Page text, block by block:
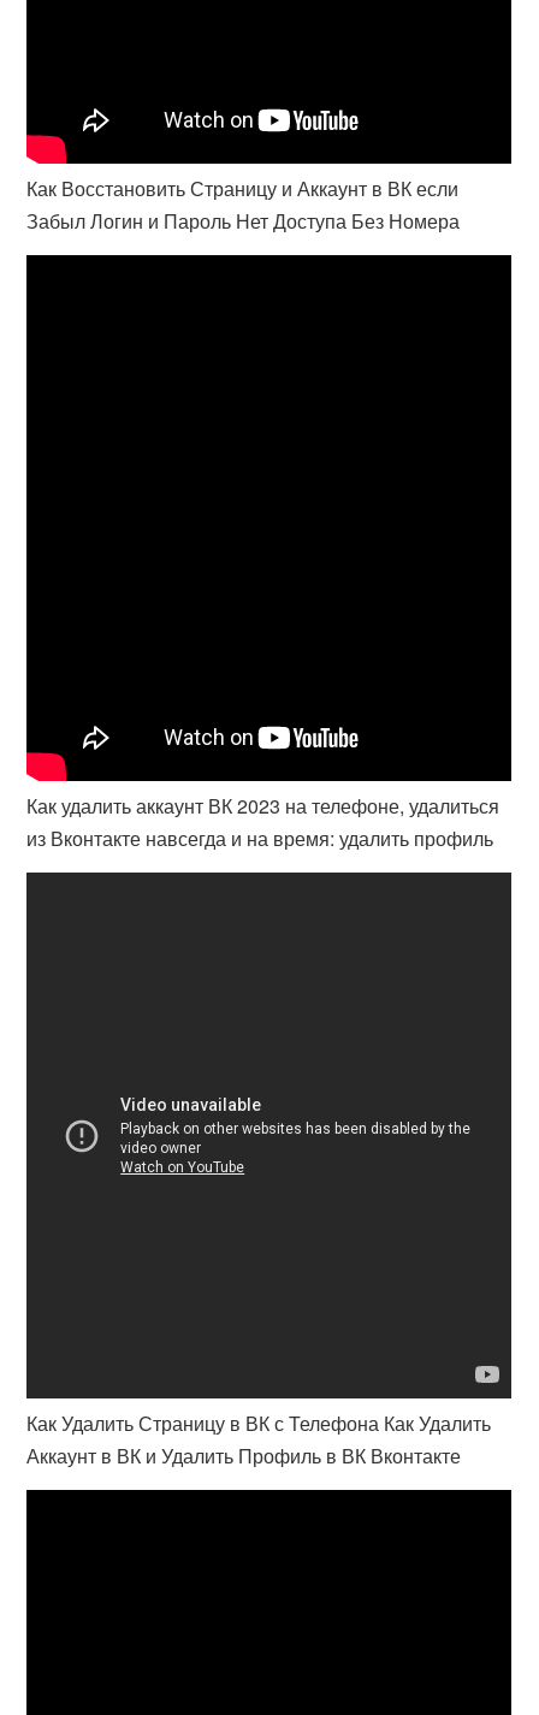
Как Восстановить Страницу и Аккаунт в ВК если
Забыл Логин и Пароль Нет Доступа Без Номера
Как удалить аккаунт ВК 2023 на телефоне, удалиться
из Вконтакте навсегда и на время: удалить профиль
Как Удалить Страницу в ВК с Телефона Как Удалить
Аккаунт в ВК и Удалить Профиль в ВК Вконтакте